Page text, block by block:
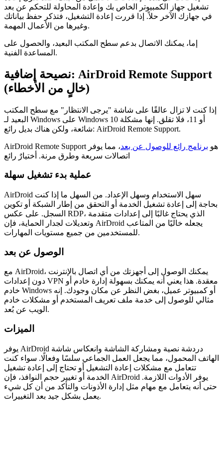
تشغيل جهاز الكمبيوتر الخاص بك وإعادة المحاولة للتحكم عن بعد
في جهازك الآخر حلاً. إذا قررت إعادة التشغيل، فتذكر حفظ بياناتك
وغيرها من الأعمال المهمة.
إما، يمكنك الاتصال بدعم سطح المكتب البعيد، والحصول على
المساعدة الفنية.
نصيحة إضافية: AirDroid Remote Support
(خالٍ من الأخطاء)
إذا كنت لا تزال عالقًا على شاشة "يرجى الانتظار" مع سطح المكتب
البعيد لـ Windows على Windows 10 أو 11، فلا تقلق. إنها مشكلة
شائعة، ولكن هناك بديل رائع: AirDroid Remote Support.
AirDroid Remote Support هو برنامج رائع للوصول عن بعد، مما يوفر
اتصالات سريعة وطرق مرنة. أختيارٌ رائع
عملية بدء تشغيل سهلة
AirDroid سهل الاستخدام وسهل الإعداد. من السهل ما إذا كنت
بحاجة إلى إعادة تشغيل الخدمة أو التحقق من إطار الشبكة أو تكوين
السجل. على عكس RDP، الذي يحتاج غالبًا إلى إعدادات متقدمة
وتعديلات لجدار الحماية، فإن AirDroid يجعله خاليًا من المتاعب
للمستخدمين من جميع مستويات المهارات.
الوصول عن بعد
مع AirDroid، يمكنك الوصول إلى أجهزتك من أي اتصال بالإنترنت
دون إعدادات VPN معقدة. هذا يعني أنه يمكنك بسهولة إدارة خادم أو
خادم Windows أو كمبيوتر عميل، بغض النظر عن مكان وجودك. إنه
مثالي للوصول إلى خدمة ملف تعريف المستخدم أو مشكلات خادم
الويب عن بُعد.
الميزات
يوفر AirDroid دردشة نصية ومشاركة الشاشة وانعكاس شاشة
الهاتف المحمول، مما يجعل العمل الجماعي سلسًا وفعالًا. سواء كنت
تتعامل مع مشكلات إعادة التشغيل أو تحتاج إلى إعادة تشغيل
الخدمة أو تغيير حجم النوافذ، فإن AirDroid يوفر الأدوات اللازمة.
حتى أنه يتعامل مع مهام مثل إدارة الأذونات والتأكد من أن كل شيء
يعمل بشكل جيد بعد التغييرات.